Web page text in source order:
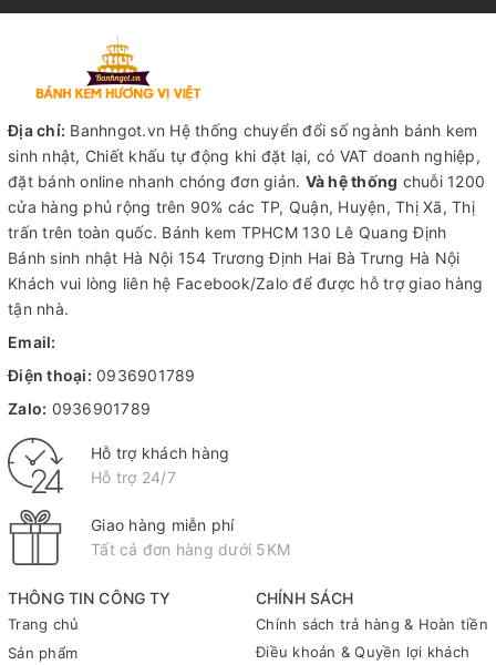
THÔNG TIN CÔNG TY
Trang chủ
Sản phẩm
CHÍNH SÁCH
Chính sách trả hàng & Hoàn tiền
Điều khoản & Quyền lợi khách
Địa chỉ: Banhngot.vn Hệ thống chuyển đổi số ngành bánh kem
sinh nhật, Chiết khấu tự động khi đặt lại, có VAT doanh nghiệp,
đặt bánh online nhanh chóng đơn giản. Và hệ thống chuỗi 1200
cửa hàng phủ rộng trên 90% các TP, Quận, Huyện, Thị Xã, Thị
trấn trên toàn quốc. Bánh kem TPHCM130 Lê Quang Định
Bánh sinh nhật Hà Nội 154 Trương Định Hai Bà Trưng Hà Nội
Khách vui lòng liên hệ Facebook/Zalo để được hỗ trợ giao hàng
tận nhà.
Email:
Điện thoại: 0936901789
Zalo: 0936901789
Hỗ trợ khách hàng
Hỗ trợ 24/7
Giao hàng miễn phí
Tất cả đơn hàng dưới 5KM